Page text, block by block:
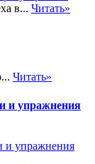
в... Читать»
Читать»
и упражнения